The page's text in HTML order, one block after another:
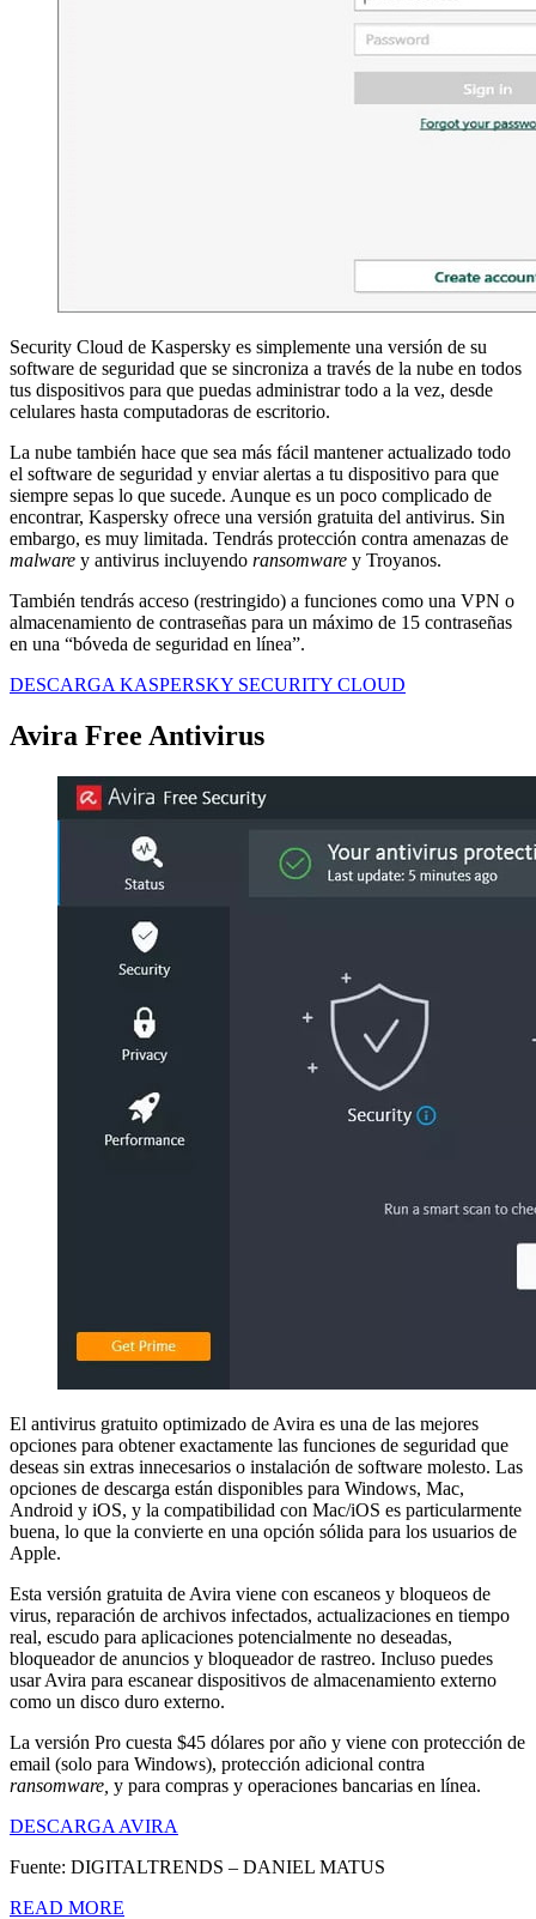
Security Cloud de Kaspersky es simplemente una versión de su
software de seguridad que se sincroniza a través de la nube en todos
tus dispositivos para que puedas administrar todo a la vez, desde
celulares hasta computadoras de escritorio.
La nube también hace que sea más fácil mantener actualizado todo
el software de seguridad y enviar alertas a tu dispositivo para que
siempre sepas lo que sucede. Aunque es un poco complicado de
encontrar, Kaspersky ofrece una versión gratuita del antivirus. Sin
embargo, es muy limitada. Tendrás protección contra amenazas de
malware y antivirus incluyendo ransomware y Troyanos.
También tendrás acceso (restringido) a funciones como una VPN o
almacenamiento de contraseñas para un máximo de 15 contraseñas
en una “bóveda de seguridad en línea”.
DESCARGA KASPERSKY SECURITY CLOUD
Avira Free Antivirus
El antivirus gratuito optimizado de Avira es una de las mejores
opciones para obtener exactamente las funciones de seguridad que
deseas sin extras innecesarios o instalación de software molesto. Las
opciones de descarga están disponibles para Windows, Mac,
Android y iOS, y la compatibilidad con Mac/iOS es particularmente
buena, lo que la convierte en una opción sólida para los usuarios de
Apple.
Esta versión gratuita de Avira viene con escaneos y bloqueos de
virus, reparación de archivos infectados, actualizaciones en tiempo
real, escudo para aplicaciones potencialmente no deseadas,
bloqueador de anuncios y bloqueador de rastreo. Incluso puedes
usar Avira para escanear dispositivos de almacenamiento externo
como un disco duro externo.
La versión Pro cuesta $45 dólares por año y viene con protección de
email (solo para Windows), protección adicional contra
ransomware, y para compras y operaciones bancarias en línea.
DESCARGA AVIRA
Fuente: DIGITALTRENDS – DANIEL MATUS
READ MORE